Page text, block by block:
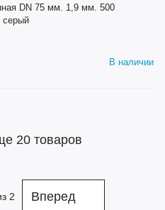
DN 75 мм. 1,9 мм. 500
серый
В наличии
20 товаров
2 Вперед